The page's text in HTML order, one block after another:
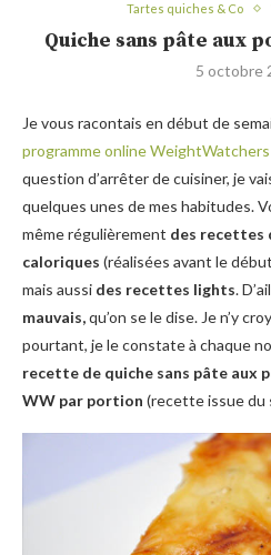
Tartes quiches & Co
Quiche sans pâte aux
5 octobre
Je vous racontais en début de
programme online WeightWatchers
question d’arrêter de cuisiner, je
quelques unes de mes habitudes.
même régulièrement des recettes
caloriques (réalisées avant le
mais aussi des recettes lights.
mauvais,qu’on se le dise. Je n’y
pourtant, je le constate à chaque
recette de quiche sans pâte aux
WW par portion (recette issue du